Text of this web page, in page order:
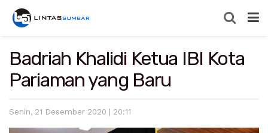
Badriah Khalidi Ketua IBI Kota
Pariaman yang Baru
Senin, 21 Desember 2020 | 20:11